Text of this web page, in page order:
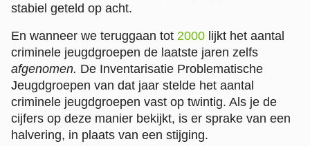
stabiel geteld op acht.
En wanneer we teruggaan tot 2000 lijkt het aantal
criminele jeugdgroepen de laatste jaren zelfs
afgenomen. De Inventarisatie Problematische
Jeugdgroepen van dat jaar stelde het aantal
criminele jeugdgroepen vast op twintig. Als je de
cijfers op deze manier bekijkt, is er sprake van een
halvering, in plaats van een stijging.